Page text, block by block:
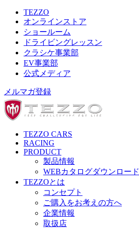
TEZZO
オンラインストア
ショールーム
ドライビングレッスン
クラシケ事業部
EV事業部
公式メディア
メルマガ登録
TEZZO CARS
RACING
PRODUCT
製品情報
WEBカタログダウンロード
TEZZOとは
コンセプト
ご購入をお考えの方へ
企業情報
取扱店